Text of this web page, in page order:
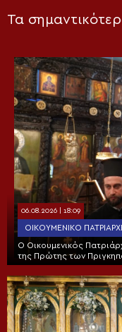
Τα
06.08.2026 | 18:09
ΟΙΚΟΥΜΕΝΙΚΌ
Ο Οικουμενικός
της Πρώτης των